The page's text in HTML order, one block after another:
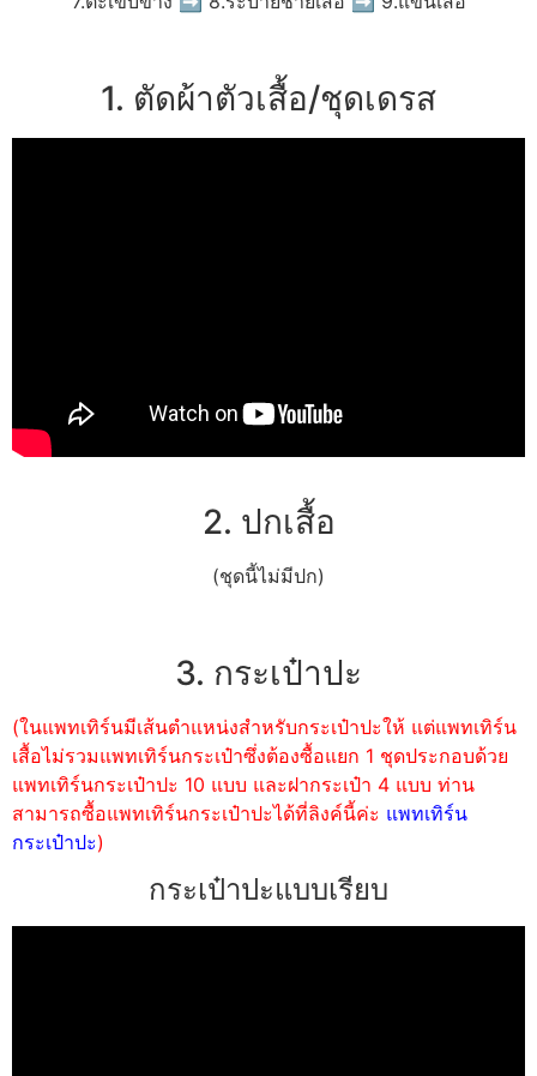
1. ตัดผ้าตัวเสื้อ/ชุดเดรส
2. ปกเสื้อ
(ชุดนี้ไม่มีปก)
3. กระเป๋าปะ
(ในแพทเทิร์นมีเส้นตำแหน่งสำหรับกระเป๋าปะให้ แต่แพทเทิร์น
เสื้อไม่รวมแพทเทิร์นกระเป๋าซึ่งต้องซื้อแยก 1 ชุดประกอบด้วย
แพทเทิร์นกระเป๋าปะ 10 แบบ และฝากระเป๋า 4 แบบ ท่าน
สามารถซื้อแพทเทิร์นกระเป๋าปะได้ที่ลิงค์นี้ค่ะ แพทเทิร์น
กระเป๋าปะ)
กระเป๋าปะแบบเรียบ